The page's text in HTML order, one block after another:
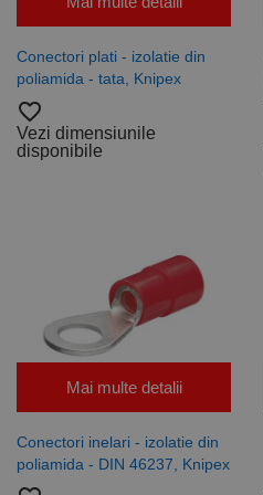
Conectori plati - izolatie din
poliamida - tata, Knipex
favorite_border
Vezi dimensiunile
disponibile
Mai multe detalii
Conectori inelari - izolatie din
poliamida - DIN 46237, Knipex